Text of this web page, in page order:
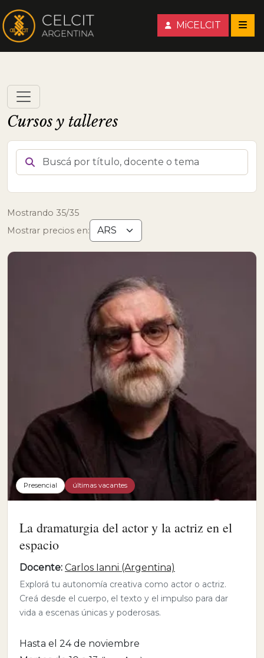
MiCELCIT
Cursos y talleres
BUSCÁ POR TÍTULO, DOCENTE O TEMA
Mostrando 35/35
Mostrar precios en:
Presencial últimas vacantes
La dramaturgia del actor y la actriz en el
espacio
Docente: Carlos Ianni (Argentina)
Explorá tu autonomía creativa como actor o actriz.
Creá desde el cuerpo, el texto y el impulso para dar
vida a escenas únicas y poderosas.
Hasta el 24 de noviembre